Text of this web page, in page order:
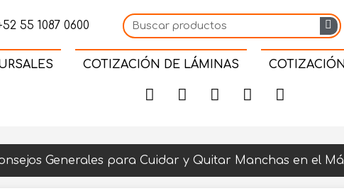
55 1087 0600
COTIZACIÓN DE LÁMINAS
Generales para Cuidar y Quitar Manchas en el